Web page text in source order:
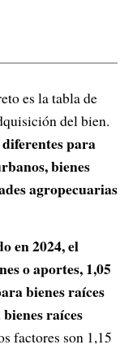
es la tabla de
del bien.
para
bienes
agropecuarias
en 2024, el
o aportes, 1,05
bienes raíces
raíces
factores son 1,15